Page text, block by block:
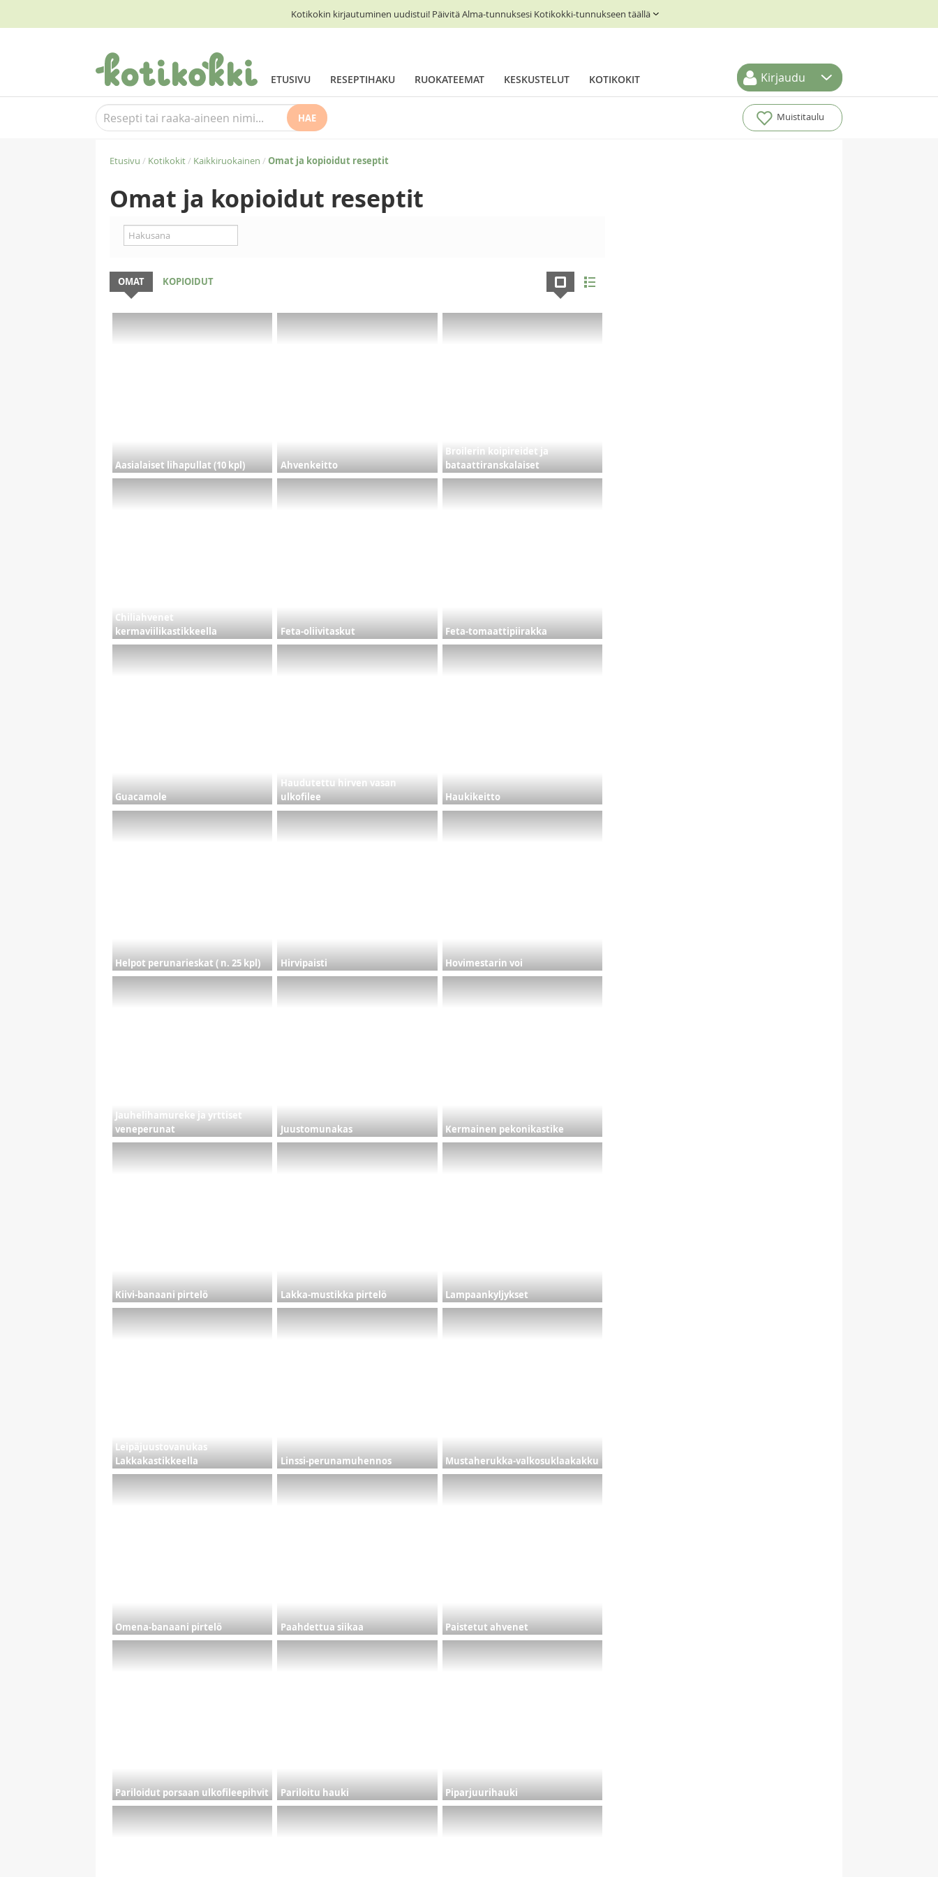
Kotikokin kirjautuminen uudistui! Päivitä Alma-tunnuksesi Kotikokki-tunnukseen täällä
ETUSIVU RESEPTIHAKU RUOKATEEMAT KESKUSTELUT KOTIKOKIT Kirjaudu
HAE Muistitaulu
Etusivu / Kotikokit/ Kaikkiruokainen / Omat ja kopioidut reseptit
Omat ja kopioidut reseptit
OMAT KOPIOIDUT
Aasialaiset lihapullat (10 kpl) Ahvenkeitto
Broilerin koipireidet ja
bataattiranskalaiset
Chiliahvenet
kermaviilikastikkeella
Feta-oliivitaskut Feta-tomaattipiirakka
Guacamole
Haudutettu hirven vasan
ulkofilee
Haukikeitto
Helpot perunarieskat ( n. 25 kpl) Hirvipaisti Hovimestarin voi
Jauhelihamureke ja yrttiset
veneperunat
Juustomunakas Kermainen pekonikastike
Kiivi-banaani pirtelö Lakka-mustikka pirtelö Lampaankyljykset
Leipäjuustovanukas
Lakkakastikkeella
Linssi-perunamuhennos Mustaherukka-valkosuklaakakku
Omena-banaani pirtelö Paahdettua siikaa Paistetut ahvenet
Pariloidut porsaan ulkofileepihvit Pariloitu hauki Piparjuurihauki